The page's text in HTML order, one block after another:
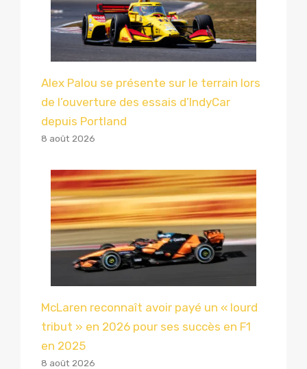
Alex Palou se présente sur le terrain lors
de l’ouverture des essais d’IndyCar
depuis Portland
8 août 2026
McLaren reconnaît avoir payé un « lourd
tribut » en 2026 pour ses succès en F1
en 2025
8 août 2026